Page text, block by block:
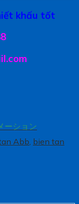
khấu tốt
ーション
Abb bien tan